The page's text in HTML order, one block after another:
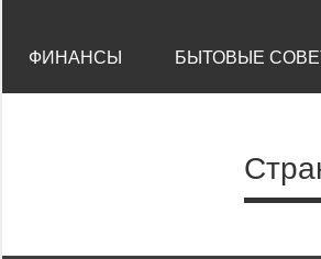
ФИНАНСЫ БЫТОВЫЕ